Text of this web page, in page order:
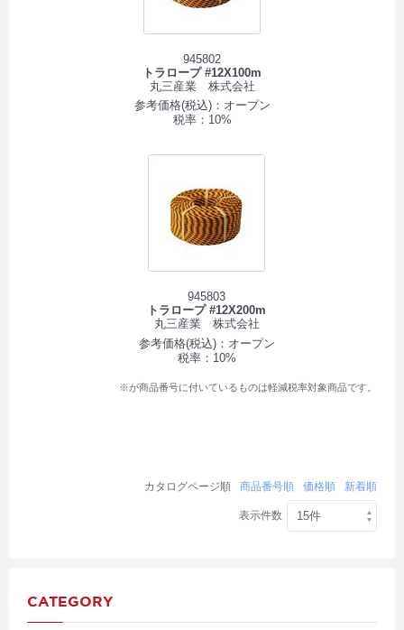
945802
トラロープ #12X100m
丸三産業 株式会社
参考価格(税込)：オープン
税率：10%
945803
トラロープ #12X200m
丸三産業 株式会社
参考価格(税込)：オープン
税率：10%
※が商品番号に付いているものは軽減税率対象商品です。
カタログページ順 商品番号順 価格順 新着順
表示件数
CATEGORY